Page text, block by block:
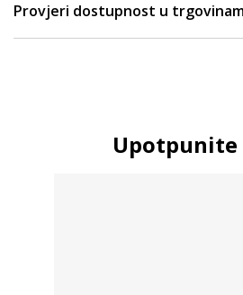
Provjeri dostupnost u